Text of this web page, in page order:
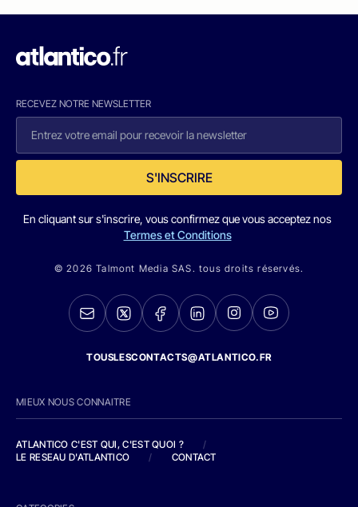
RECEVEZ NOTRE NEWSLETTER
S'INSCRIRE
En cliquant sur s'inscrire, vous confirmez que vous acceptez nos
Termes et Conditions
© 2026 Talmont Media SAS. tous droits réservés.
TOUSLESCONTACTS@ATLANTICO.FR
MIEUX NOUS CONNAITRE
ATLANTICO C'EST QUI, C'EST QUOI ?
/
LE RESEAU D'ATLANTICO
/ CONTACT